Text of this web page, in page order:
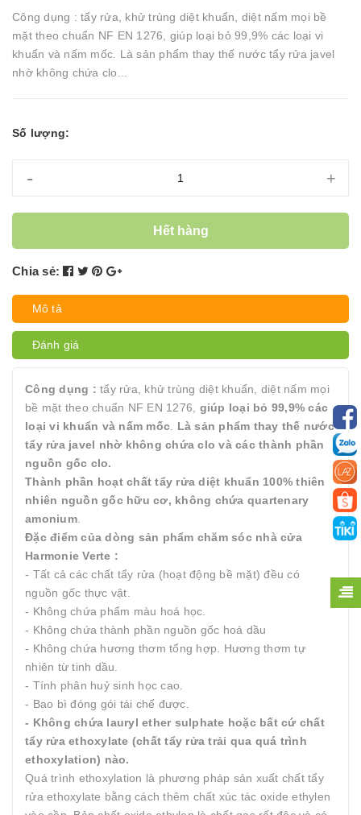
Công dụng : tẩy rửa, khử trùng diệt khuẩn, diệt nấm mọi bề
mặt theo chuẩn NF EN 1276, giúp loại bỏ 99,9% các loại vi
khuẩn và nấm mốc. Là sản phẩm thay thế nước tẩy rửa javel
nhờ không chứa clo...
Số lượng:
- +
Hết hàng
Chia sẻ:
Mô tả
Đánh giá
Công dụng : tẩy rửa, khử trùng diệt khuẩn, diệt nấm mọi
bề mặt theo chuẩn NF EN 1276, giúp loại bỏ 99,9% các
loại vi khuẩn và nấm mốc
Là sản phẩm thay thế nước
tẩy rửa javel nhờ không chứa clo và các thành phần
nguồn gốc clo.
Thành phần hoạt chất tẩy rửa diệt khuẩn 100% thiên
nhiên nguồn gốc hữu cơ, không chứa quartenary
amonium.
Đặc điểm của dòng sản phẩm chăm sóc nhà cửa
Harmonie Verte :
- Tất cả các chất tẩy rửa (hoạt động bề mặt) đều có
nguồn gốc thực vật.
- Không chứa phẩm màu hoá học.
- Không chứa thành phần nguồn gốc hoá dầu
- Không chứa hương thơm tổng hợp. Hương thơm tự
nhiên từ tinh dầu.
- Tính phân huỷ sinh học cao.
- Bao bì đóng gói tái chế được.
- Không chứa lauryl ether sulphate hoặc bất cứ chất
tẩy rửa ethoxylate (chất tẩy rửa trải qua quá trình
ethoxylation) nào.
Quá trình ethoxylation là phương pháp sản xuất chất tẩy
rửa ethoxylate bằng cách thêm chất xúc tác oxide ethylen